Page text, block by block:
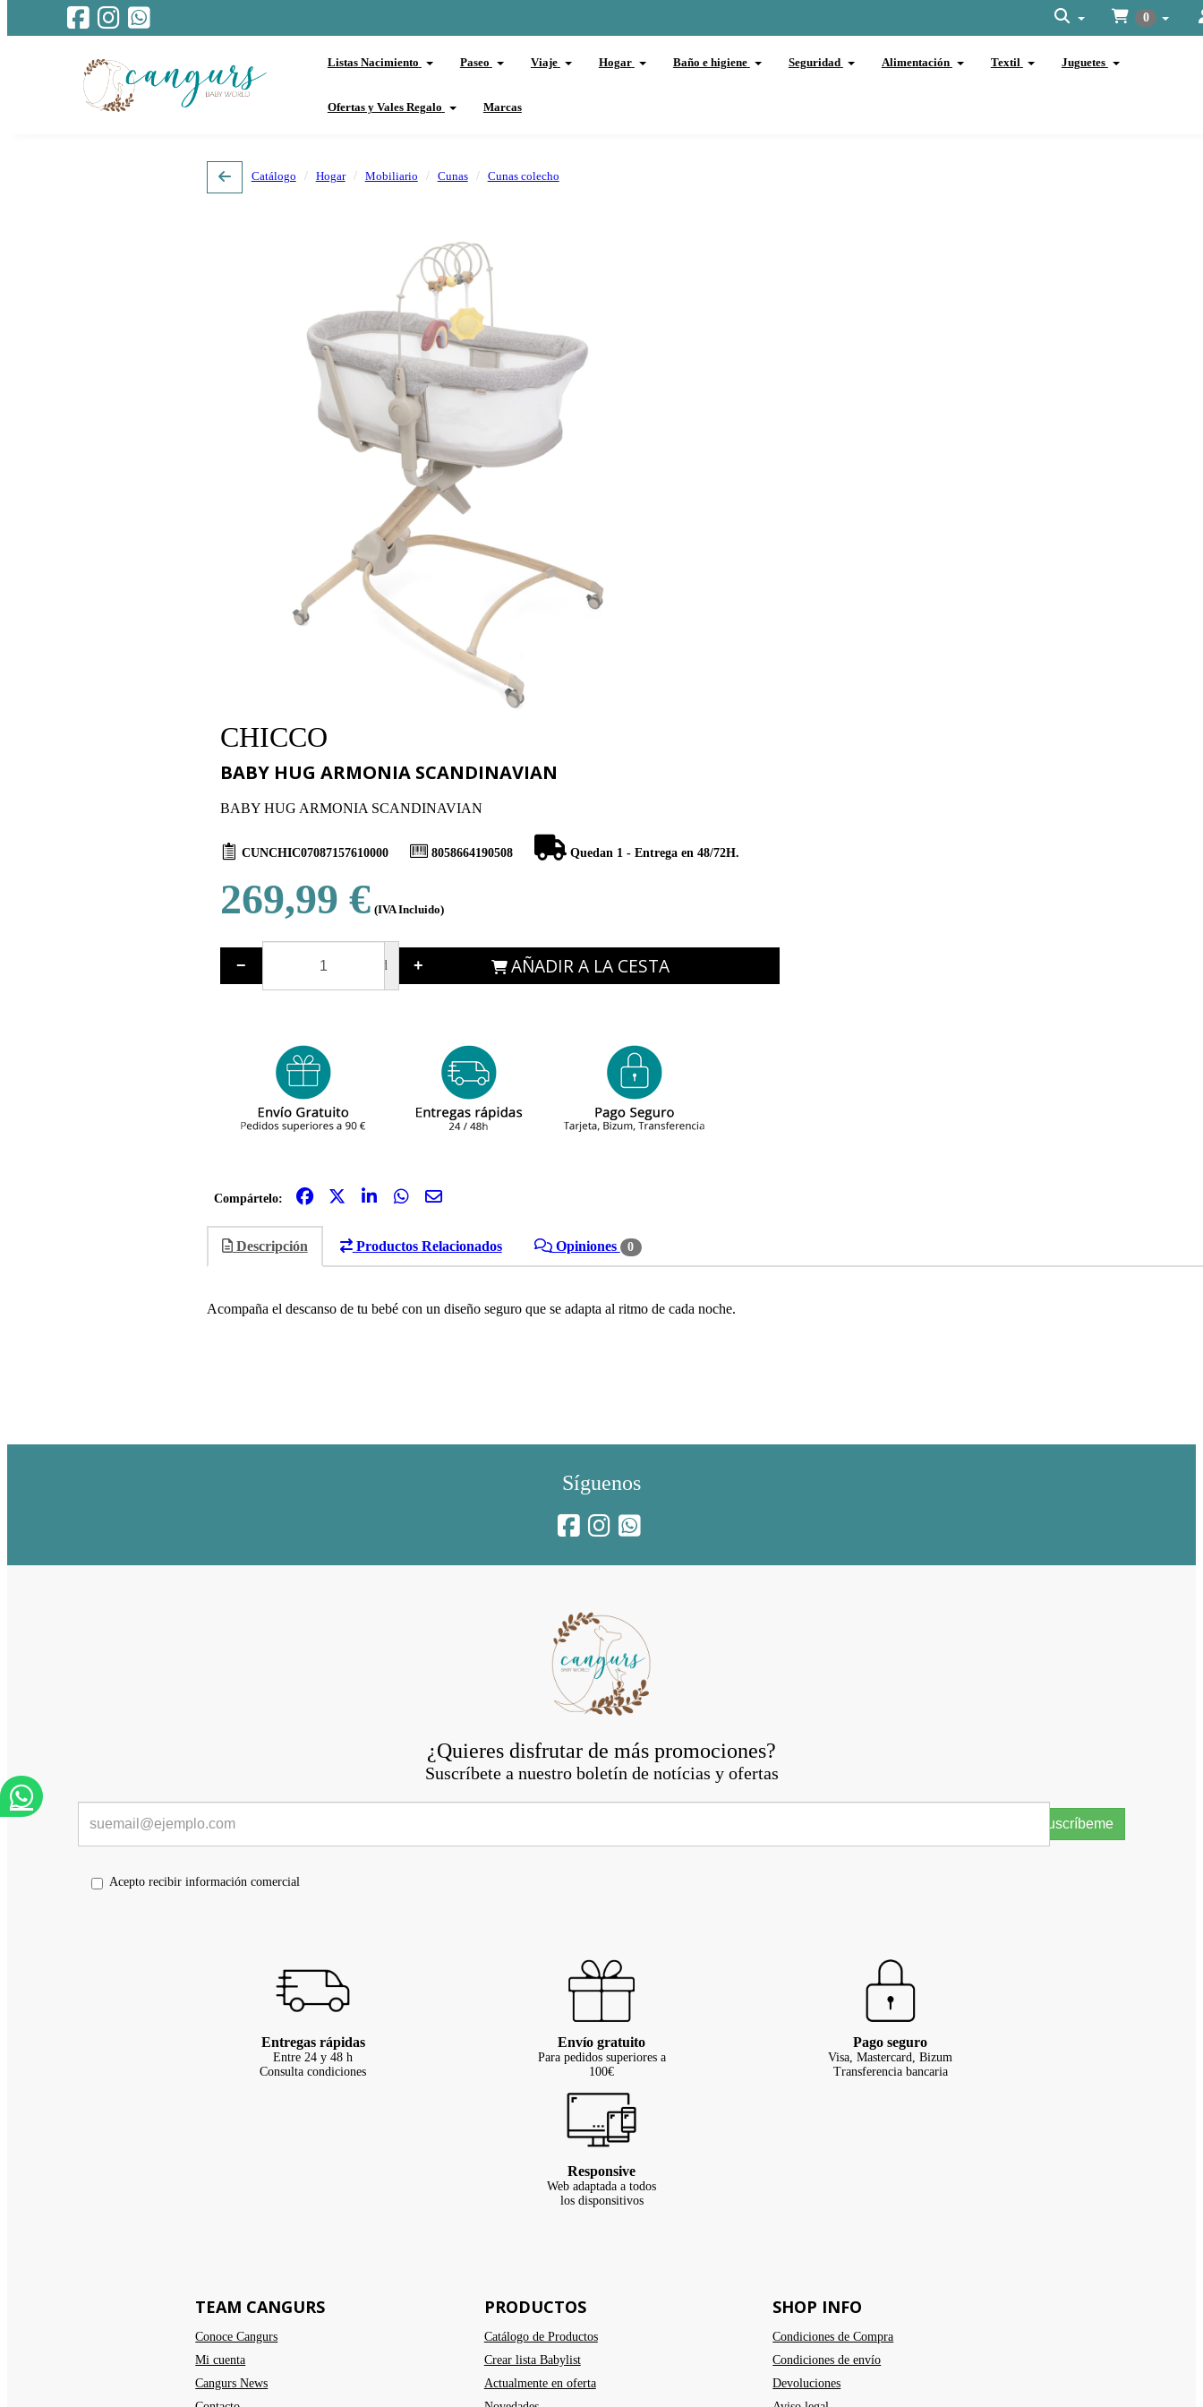
0
Listas Nacimiento Paseo Viaje Hogar Baño e higiene Seguridad Alimentación Textil Juguetes
Ofertas y Vales Regalo Marcas
Catálogo Hogar Mobiliario Cunas Cunas colecho
CHICCO
BABY HUG ARMONIA SCANDINAVIAN
BABY HUG ARMONIA SCANDINAVIAN
CUNCHIC07087157610000 8058664190508 Quedan 1 - Entrega en 48/72H.
269,99 € (IVA Incluido)
− ud + AÑADIR A LA CESTA
Compártelo:
Descripción Productos Relacionados Opiniones 0
Acompaña el descanso de tu bebé con un diseño seguro que se adapta al ritmo de cada noche.
Síguenos
¿Quieres disfrutar de más promociones?
Suscríbete a nuestro boletín de notícias y ofertas
Suscríbeme
Acepto recibir información comercial
Entregas rápidas
Entre 24 y 48 h
Consulta condiciones
Envío gratuito
Para pedidos superiores a
100€
Pago seguro
Visa, Mastercard, Bizum
Transferencia bancaria
Responsive
Web adaptada a todos
los disponsitivos
TEAM CANGURS
Conoce Cangurs
Mi cuenta
Cangurs News
PRODUCTOS
Catálogo de Productos
Crear lista Babylist
Actualmente en oferta
SHOP INFO
Condiciones de Compra
Condiciones de envío
Devoluciones